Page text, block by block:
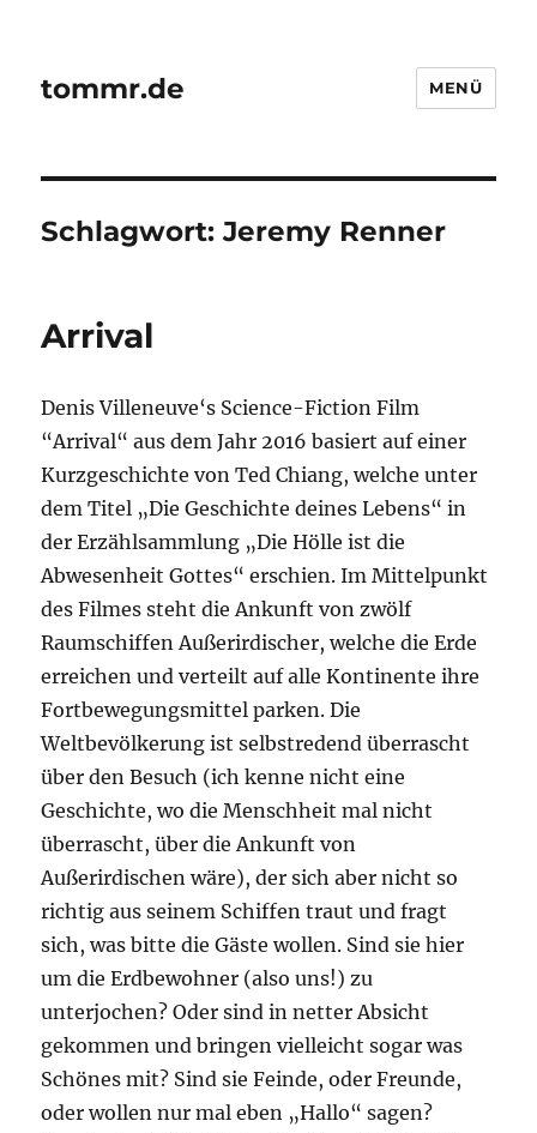
tommr.de MENÜ
Schlagwort:Jeremy Renner
Arrival
Denis Villeneuve‘s Science-Fiction Film
“Arrival“ aus dem Jahr 2016 basiert auf einer
Kurzgeschichte von Ted Chiang, welche unter
dem Titel „Die Geschichte deines Lebens“ in
der Erzählsammlung „Die Hölle ist die
Abwesenheit Gottes“ erschien. Im Mittelpunkt
des Filmes steht die Ankunft von zwölf
Raumschiffen Außerirdischer, welche die Erde
erreichen und verteilt auf alle Kontinente ihre
Fortbewegungsmittel parken. Die
Weltbevölkerung ist selbstredend überrascht
über den Besuch (ich kenne nicht eine
Geschichte, wo die Menschheit mal nicht
überrascht, über die Ankunft von
Außerirdischen wäre), der sich aber nicht so
richtig aus seinem Schiffen traut und fragt
sich, was bitte die Gäste wollen. Sind sie hier
um die Erdbewohner (also uns!) zu
unterjochen? Oder sind in netter Absicht
gekommen und bringen vielleicht sogar was
Schönes mit? Sind sie Feinde, oder Freunde,
oder wollen nur mal eben „Hallo“ sagen?